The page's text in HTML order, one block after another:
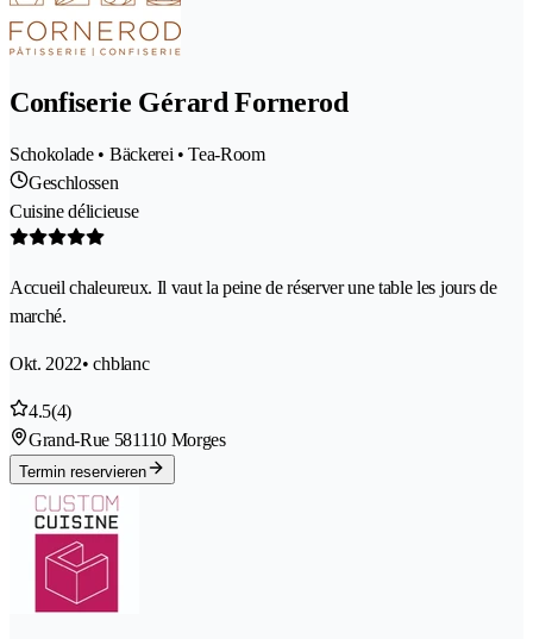
Confiserie Gérard Fornerod
Schokolade • Bäckerei • Tea-Room
Geschlossen
Cuisine délicieuse
Accueil chaleureux. Il vaut la peine de réserver une table les jours de
marché.
Okt. 2022• chblanc
4.5(4)
Grand-Rue 581110 Morges
Termin reservieren